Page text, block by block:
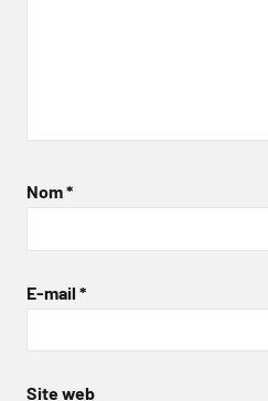
Nom*
E-mail *
Site web